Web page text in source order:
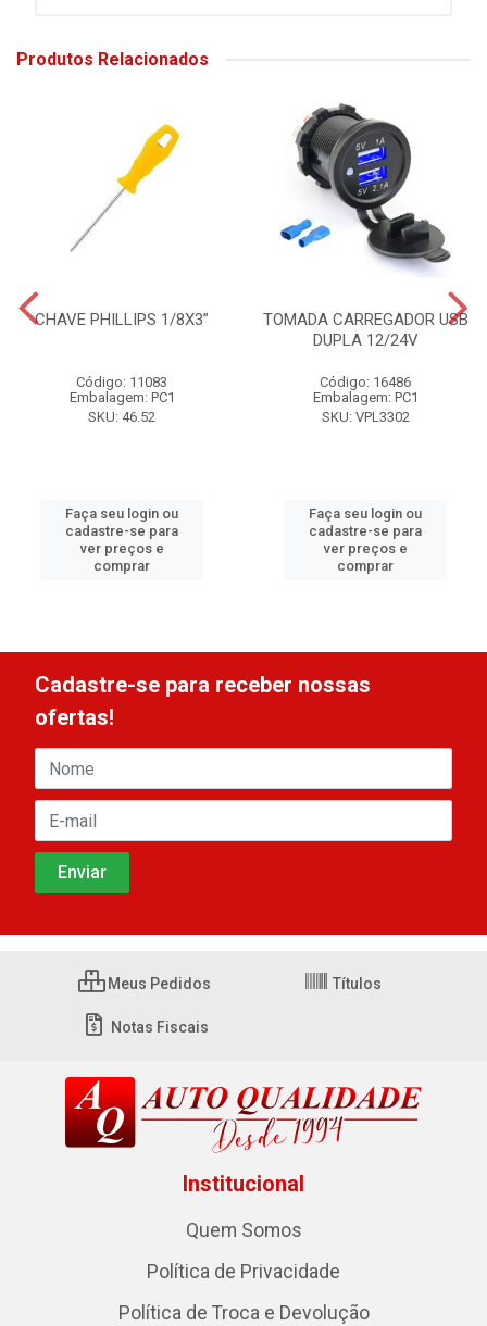
Produtos Relacionados
CHAVE PHILLIPS 1/8X3”
Código: 11083
Embalagem: PC1
SKU: 46.52
Faça seu login ou
cadastre-se para
ver preços e
comprar
TOMADA CARREGADOR USB
DUPLA 12/24V
Código: 16486
Embalagem: PC1
SKU: VPL3302
Faça seu login ou
cadastre-se para
ver preços e
comprar
Cadastre-se para receber nossas
ofertas!
Meus Pedidos Títulos
Notas Fiscais
Institucional
Quem Somos
Política de Privacidade
Política de Troca e Devolução